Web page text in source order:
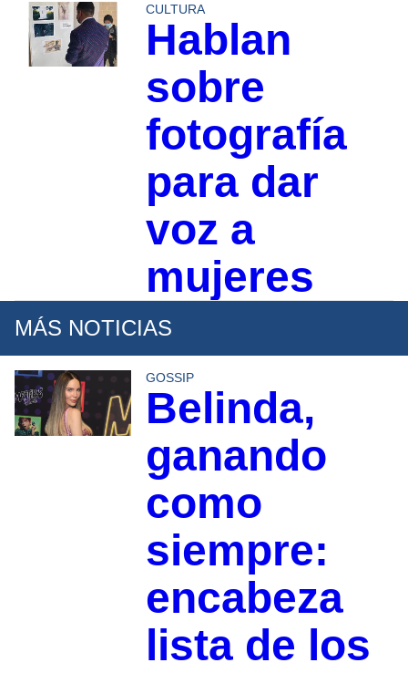
CULTURA
Hablan
sobre
fotografía
para dar
voz a
mujeres
MÁS NOTICIAS
GOSSIP
Belinda,
ganando
como
siempre:
encabeza
lista de los